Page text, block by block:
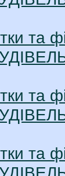
та
та
та